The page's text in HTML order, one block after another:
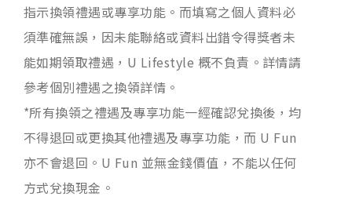
指示換領禮遇或專享功能。而填寫之個人資料必
須準確無誤，因未能聯絡或資料出錯令得獎者未
能如期領取禮遇，U Lifestyle 概不負責。詳情請
參考個別禮遇之換領詳情。
*所有換領之禮遇及專享功能一經確認兌換後，均
不得退回或更換其他禮遇及專享功能，而 U Fun
亦不會退回。U Fun 並無金錢價值，不能以任何
方式兌換現金。